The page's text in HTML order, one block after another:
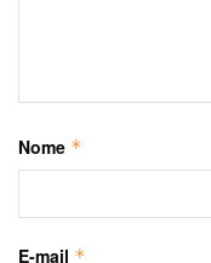
Nome *
E-mail *